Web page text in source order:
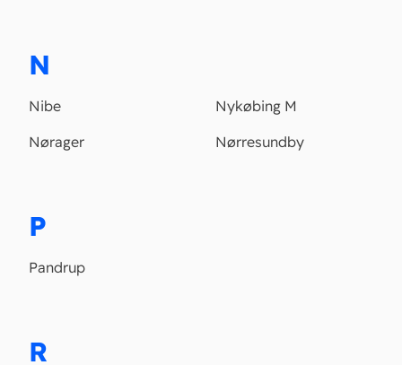
N
Nibe
Nykøbing M
Nørager
Nørresundby
P
Pandrup
R